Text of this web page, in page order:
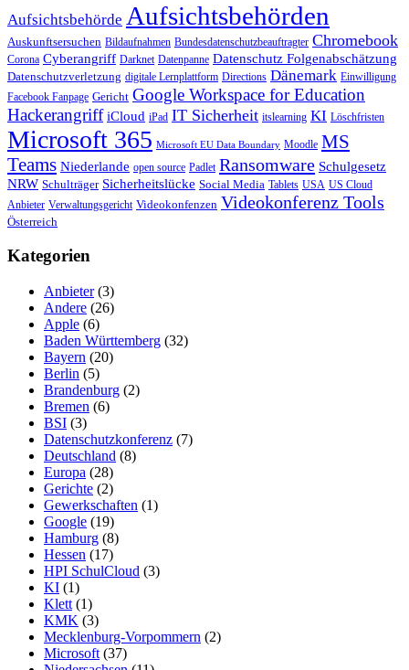
Aufsichtsbehörde Aufsichtsbehörden
Auskunftsersuchen Bildaufnahmen Bundesdatenschutzbeauftragter Chromebook
Corona Cyberangriff Darknet Datenpanne Datenschutz Folgenabschätzung
Datenschutzverletzung digitale Lernplattform Directions Dänemark Einwilligung
Facebook Fanpage Gericht Google Workspace for Education
Hackerangriff iCloud iPad IT Sicherheit itslearning KI Löschfristen
Microsoft 365 Microsoft EU Data Boundary Moodle MS
Teams Niederlande open source Padlet Ransomware Schulgesetz
NRW Schulträger Sicherheitslücke Social Media Tablets USA US Cloud
Anbieter Verwaltungsgericht Videokonfenzen Videokonferenz Tools
Österreich
Kategorien
Anbieter(3)
Andere (26)
Apple (6)
Baden Württemberg (32)
Bayern (20)
Berlin (5)
Brandenburg (2)
Bremen (6)
BSI (3)
Datenschutzkonferenz (7)
Deutschland (8)
Europa (28)
Gerichte (2)
Gewerkschaften (1)
Google (19)
Hamburg (8)
Hessen (17)
HPI SchulCloud (3)
KI (1)
Klett (1)
KMK (3)
Mecklenburg-Vorpommern (2)
Microsoft (37)